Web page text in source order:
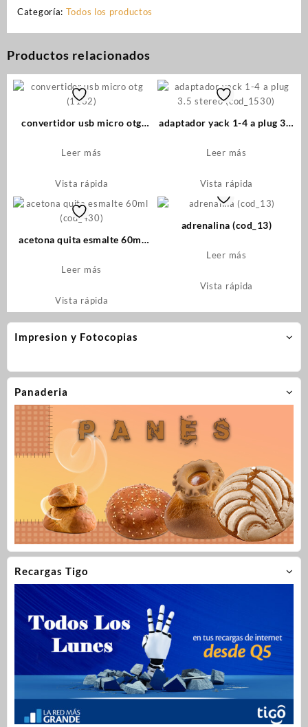
Impresion y Fotocopias
Panaderia
Recargas Tigo
Categoría: Todos los productos
Productos relacionados
convertidor usb micro otg
Leer más
Vista rápida
adaptador yack 1-4 a plug 3.5
Leer más
Vista rápida
acetona quita esmalte 60ml
Leer más
Vista rápida
adrenalina (cod_13)
Leer más
Vista rápida